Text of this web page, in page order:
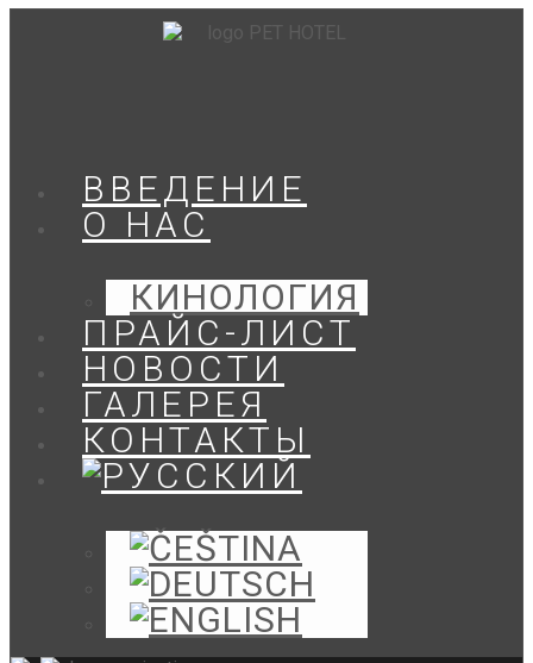
ВВЕДЕНИЕ
О НАС
КИНОЛОГИЯ
ПРАЙС-ЛИСТ
НОВОСТИ
ГАЛЕРЕЯ
КОНТАКТЫ